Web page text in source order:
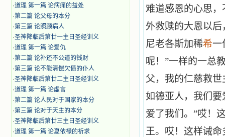
·道理 第一篇 论病痛的益处
·第二篇 论父母的本分
·第三篇 论照顾病人
·圣神降临后第廿一主日圣经训义
·道理 第一篇 论爱仇
·第二篇 论补还不公道的钱财
·第三篇 论不能清偿欠债的仆人
·圣神降临后第廿二主日圣经训义
·道理 第一篇 论虚言
·第二篇 论人民对于国家的本分
·第三篇 论对于天主的本分
·圣神降临后第廿三主日圣经训义
·道理 第一篇 论夏依禄的祈求
难道感恩的心思
外救赎的大恩以
尼老各斯加稀希一
呢！”一样的一总
父，我的仁慈救
如德亚人，我们
爱了我们。”哎！
王。哎！这样诫